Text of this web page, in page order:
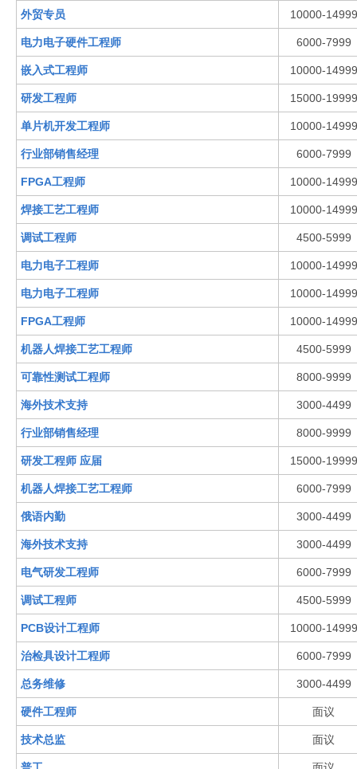
外贸专员 10000-14999
电力电子硬件工程师 6000-7999
嵌入式工程师 10000-14999
研发工程师 15000-19999
单片机开发工程师 10000-14999
行业部销售经理 6000-7999
FPGA工程师 10000-14999
焊接工艺工程师 10000-14999
调试工程师 4500-5999
电力电子工程师 10000-14999
电力电子工程师 10000-14999
FPGA工程师 10000-14999
机器人焊接工艺工程师 4500-5999
可靠性测试工程师 8000-9999
海外技术支持 3000-4499
行业部销售经理 8000-9999
研发工程师 应届 15000-19999
机器人焊接工艺工程师 6000-7999
俄语内勤 3000-4499
海外技术支持 3000-4499
电气研发工程师 6000-7999
调试工程师 4500-5999
PCB设计工程师 10000-14999
治检具设计工程师 6000-7999
总务维修 3000-4499
硬件工程师 面议
技术总监 面议